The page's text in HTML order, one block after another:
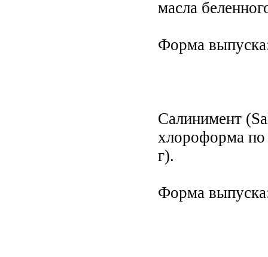
масла
Форма
Салинимент
хлороформа по
г).
Форма